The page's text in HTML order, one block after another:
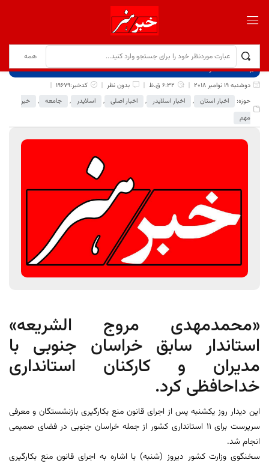
برگ نخست
نوشته‌ها
دوشنبه 19 نوامبر 2018
6:32 ق.ظ بدون نظر
کدخبر:19679
حوزه:
اخبار استان , اخبار اسلایدر , اخبار اصلی , اسلایدر , جامعه ,
خبر
مهم
«محمدمهدی مروج الشریعه»
استاندار سابق خراسان جنوبی با
مدیران و کارکنان استانداری
خداحافظی کرد.
این دیدار روز یکشنبه پس از اجرای قانون منع بکارگیری بازنشستگان و معرفی
سرپرست برای 11 استانداری کشور از جمله خراسان جنوبی در فضای صمیمی
انجام شد.
سخنگوی وزارت کشور دیروز (شنبه) با اشاره به اجرای قانون منع بکارگیری